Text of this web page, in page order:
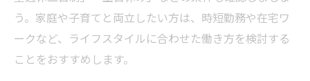
う。家庭や子育てと両立したい方は、時短勤務や在宅ワ
ークなど、ライフスタイルに合わせた働き方を検討する
ことをおすすめします。